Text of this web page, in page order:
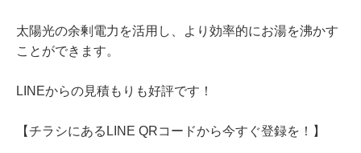
太陽光の余剰電力を活用し、より効率的にお湯を沸かす
ことができます。
LINEからの見積もりも好評です！
【チラシにあるLINE QRコードから今すぐ登録を！】